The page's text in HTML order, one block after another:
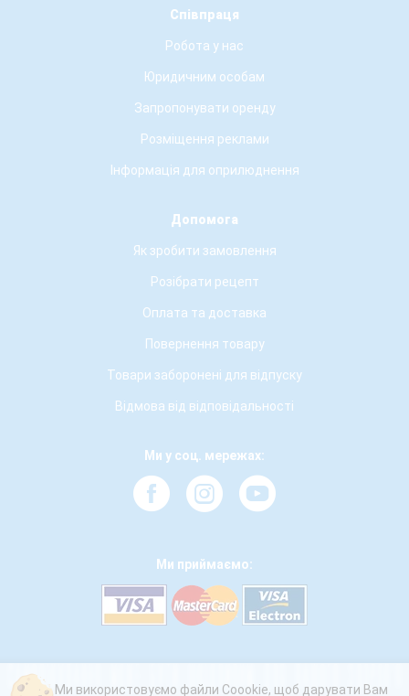
Співпраця
Робота у нас
Юридичним особам
Запропонувати оренду
Розміщення реклами
Інформація для оприлюднення
Допомога
Як зробити замовлення
Розібрати рецепт
Оплата та доставка
Повернення товару
Товари заборонені для відпуску
Відмова від відповідальності
Ми у соц. мережах:
Ми приймаємо:
Ми використовуємо файли Coookie, щоб дарувати Вам